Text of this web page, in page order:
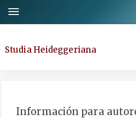
contenido
principal
Toggle
navigation
Studia Heideggeriana
Información para